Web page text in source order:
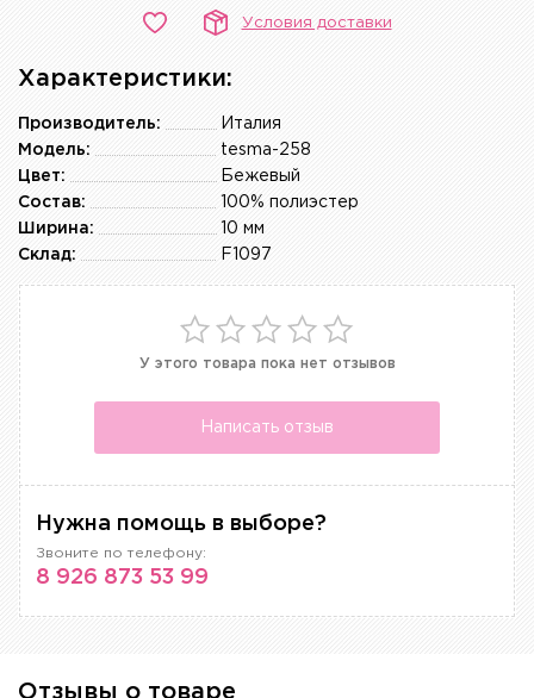
Условия доставки
Характеристики:
Италия
Производитель:
tesma-258
Модель:
Бежевый
Цвет:
100% полиэстер
Состав:
10 мм
Ширина:
F1097
Склад:
У этого товара пока нет отзывов
Написать отзыв
Нужна помощь в выборе?
Звоните по телефону:
8 926 873 53 99
Отзывы о товаре